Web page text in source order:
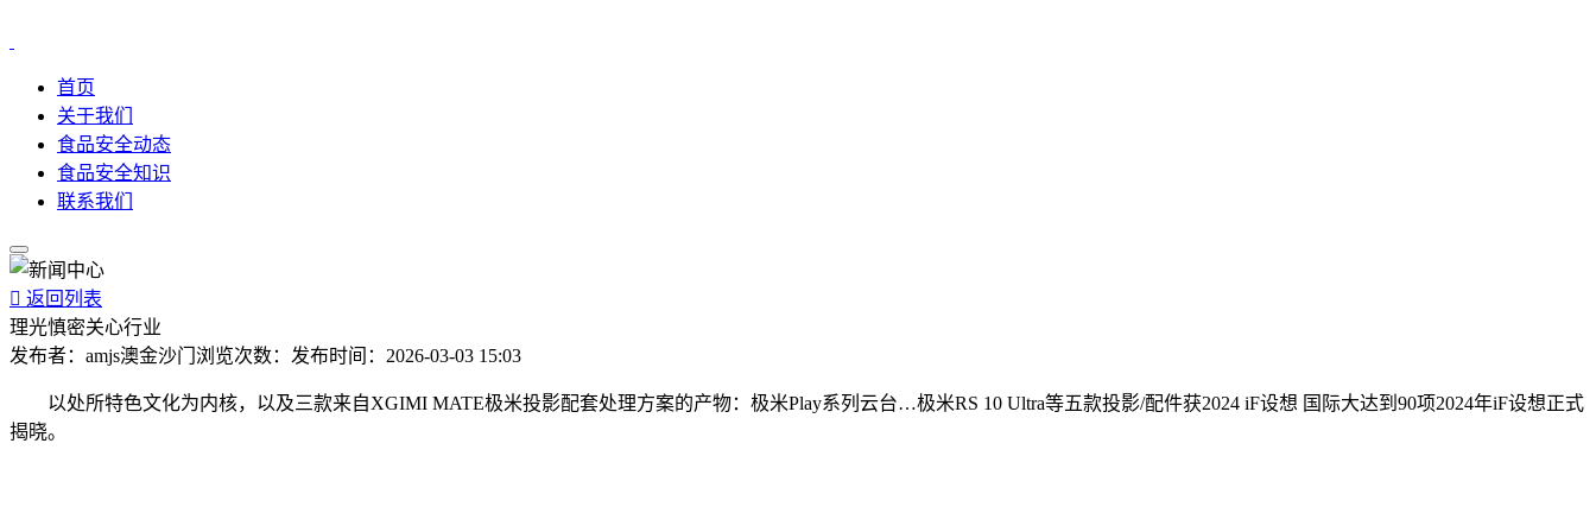
首页
关于我们
食品安全动态
食品安全知识
联系我们
 返回列表
理光慎密关心行业
发布者： amjs澳金沙门 浏览次数： 发布时间： 2026-03-03 15:03
以处所特色文化为内核，以及三款来自XGIMI MATE极米投影配套处理方案的产物：极米Play系列云台…极米RS 10 Ultra等五款投影/配件获2024 iF设想 国际大达到90项2024年iF设想正式
揭晓。